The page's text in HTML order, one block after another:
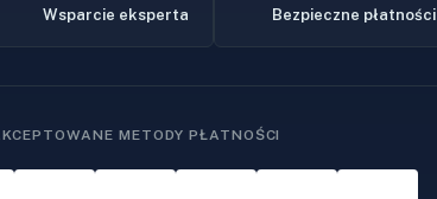
Wsparcie eksperta Bezpieczne płatności
METODY PŁATNOŚCI